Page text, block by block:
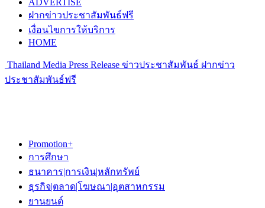
ADVERTISE
ฝากข่าวประชาสัมพันธ์ฟรี
เงื่อนไขการให้บริการ
HOME
Thailand Media Press Release ข่าวประชาสัมพันธ์ ฝากข่าว
ประชาสัมพันธ์ฟรี
Promotion+
การศึกษา
ธนาคาร|การเงิน|หลักทรัพย์
ธุรกิจ|ตลาด|โฆษณา|อุตสาหกรรม
ยานยนต์